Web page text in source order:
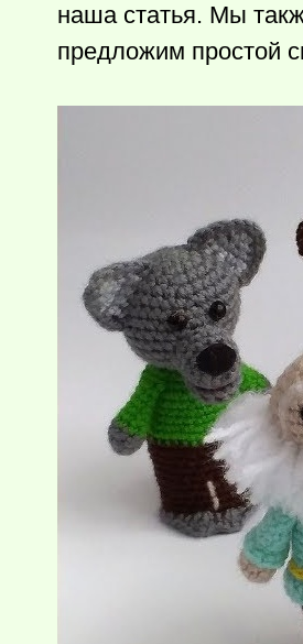
наша статья. Мы
предложим простой